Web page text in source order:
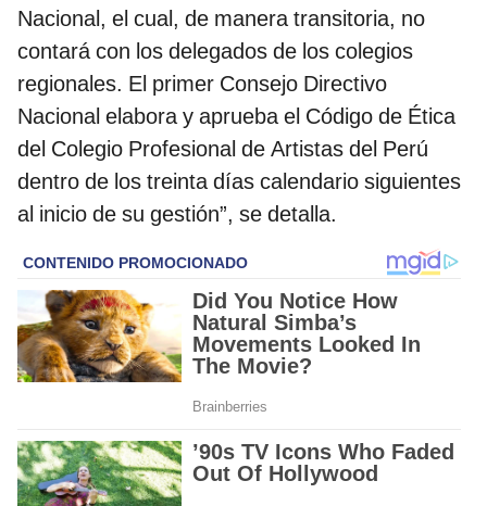
Nacional, el cual, de manera transitoria, no
contará con los delegados de los colegios
regionales. El primer Consejo Directivo
Nacional elabora y aprueba el Código de Ética
del Colegio Profesional de Artistas del Perú
dentro de los treinta días calendario siguientes
al inicio de su gestión”, se detalla.